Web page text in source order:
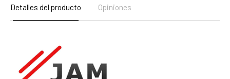
Detalles del producto Opiniones